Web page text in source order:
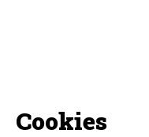
Cookies